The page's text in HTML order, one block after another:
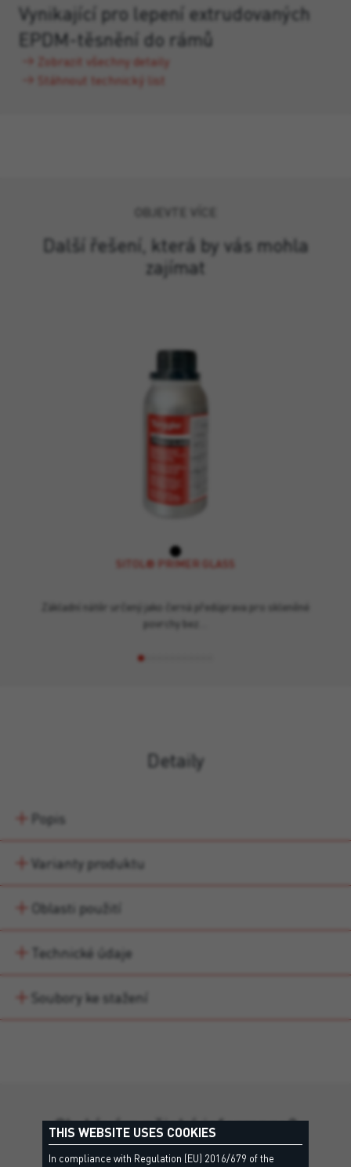
Vynikající pro lepení extrudovaných
EPDM-těsnění do rámů
Zobrazit všechny detaily
Stáhnout technický list
OBJEVTE VÍCE
Další řešení, která by vás mohla
zajímat
SITOL® PRIMER GLASS
Základní nátěr určený jako černá předúprava pro skleněné
povrchy bez…
Detaily
Popis
Varianty produktu
Oblasti použití
Technické údaje
Soubory ke stažení
Chybí vám nějaké informace?
Kontaktujte náš tým pro individuální podporu a
THIS WEBSITE USES COOKIES
In compliance with Regulation (EU) 2016/679 of the